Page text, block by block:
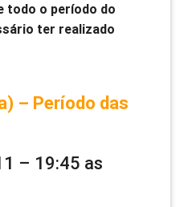
todo o período do
ter realizado
– Período das
– 19:45 as